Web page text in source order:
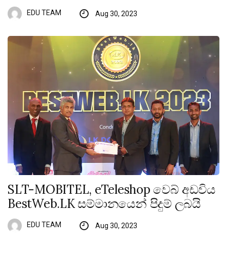
EDU TEAM Aug 30, 2023
SLT-MOBITEL, eTeleshop වෙබ් අඩවිය
BestWeb.LK සම්මානයෙන් පිදුම් ලබයි
EDU TEAM Aug 30, 2023